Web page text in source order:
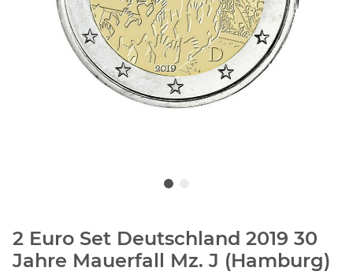
2 Euro Set Deutschland 2019 30
Jahre Mauerfall Mz. J (Hamburg)